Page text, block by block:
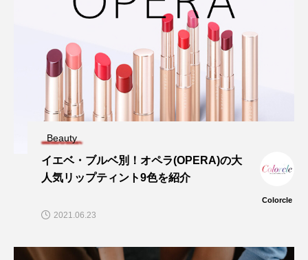
Beauty
イエベ・ブルベ別！オペラ(OPERA)の大
人気リップティント9色を紹介
Colorcle
2021.06.23